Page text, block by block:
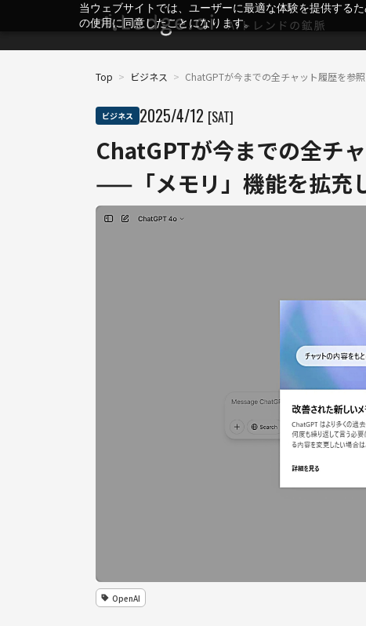
当ウェブサイトでは、ユーザーに最適な体験を提供する
の使用に同意したことになります。
Top > ビジネス > ChatGPTが今までの全チャット履歴を参
ビジネス 2025/4/12 [SAT]
ChatGPTが今までの全チ
——「メモリ」機能を拡充
OpenAI